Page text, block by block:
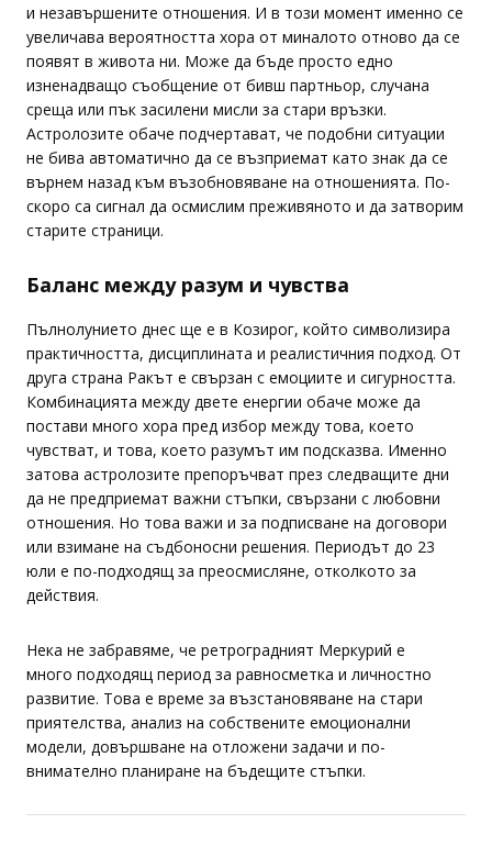
и незавършените отношения. И в този момент именно се
увеличава вероятността хора от миналото отново да се
появят в живота ни. Може да бъде просто едно
изненадващо съобщение от бивш партньор, случана
среща или пък засилени мисли за стари връзки.
Астролозите обаче подчертават, че подобни ситуации
не бива автоматично да се възприемат като знак да се
върнем назад към възобновяване на отношенията. По-
скоро са сигнал да осмислим преживяното и да затворим
старите страници.
Баланс между разум и чувства
Пълнолунието днес ще е в Козирог, който символизира
практичността, дисциплината и реалистичния подход. От
друга страна Ракът е свързан с емоциите и сигурността.
Комбинацията между двете енергии обаче може да
постави много хора пред избор между това, което
чувстват, и това, което разумът им подсказва. Именно
затова астролозите препоръчват през следващите дни
да не предприемат важни стъпки, свързани с любовни
отношения. Но това важи и за подписване на договори
или взимане на съдбоносни решения. Периодът до 23
юли е по-подходящ за преосмисляне, отколкото за
действия.
Нека не забравяме, че ретроградният Меркурий е
много подходящ период за равносметка и личностно
развитие. Това е време за възстановяване на стари
приятелства, анализ на собствените емоционални
модели, довършване на отложени задачи и по-
внимателно планиране на бъдещите стъпки.